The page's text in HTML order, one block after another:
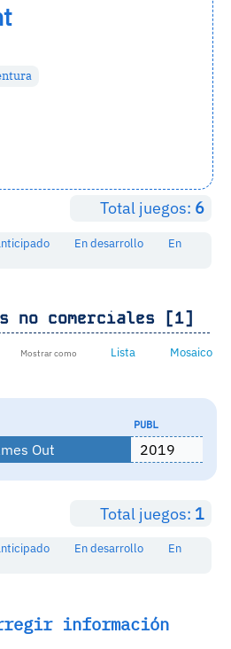
Total juegos: 6
En desarrollo
En
no comerciales [1]
Mostrar como Lista Mosaico
PUBL
Out 2019
Total juegos: 1
En desarrollo
En
información